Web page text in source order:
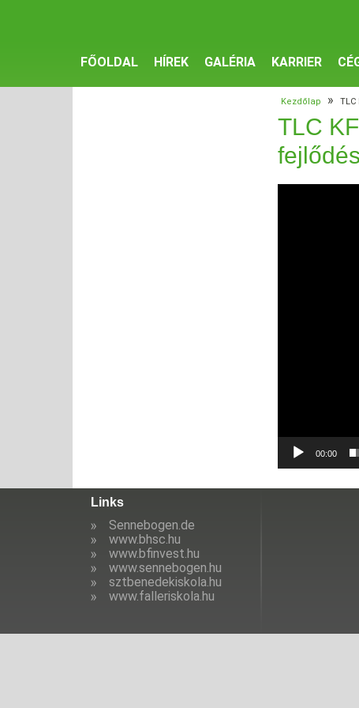
FŐOLDAL HÍREK GALÉRIA KARRIER
Kezdőlap »
TLC
Video
00:00
Links
Sennebogen.de
www.bhsc.hu
www.bfinvest.hu
www.sennebogen.hu
sztbenedekiskola.hu
www.falleriskola.hu